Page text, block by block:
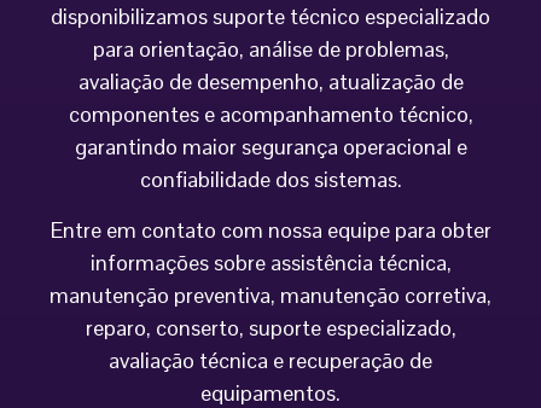
disponibilizamos suporte técnico especializado
para orientação, análise de problemas,
avaliação de desempenho, atualização de
componentes e acompanhamento técnico,
garantindo maior segurança operacional e
confiabilidade dos sistemas.
Entre em contato com nossa equipe para obter
informações sobre assistência técnica,
manutenção preventiva, manutenção corretiva,
reparo, conserto, suporte especializado,
avaliação técnica e recuperação de
equipamentos.